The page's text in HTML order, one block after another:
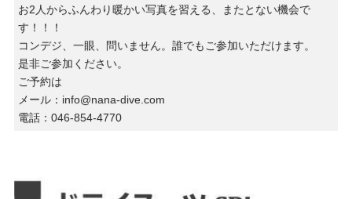
お2人からふんわり暖かい写真を習える、またとない機会で
す！！！
コンデジ、一眼、問いません。誰でもご参加いただけます。
是非ご参加ください。
ご予約は
メール：info@nana-dive.com
電話：046-854-4770